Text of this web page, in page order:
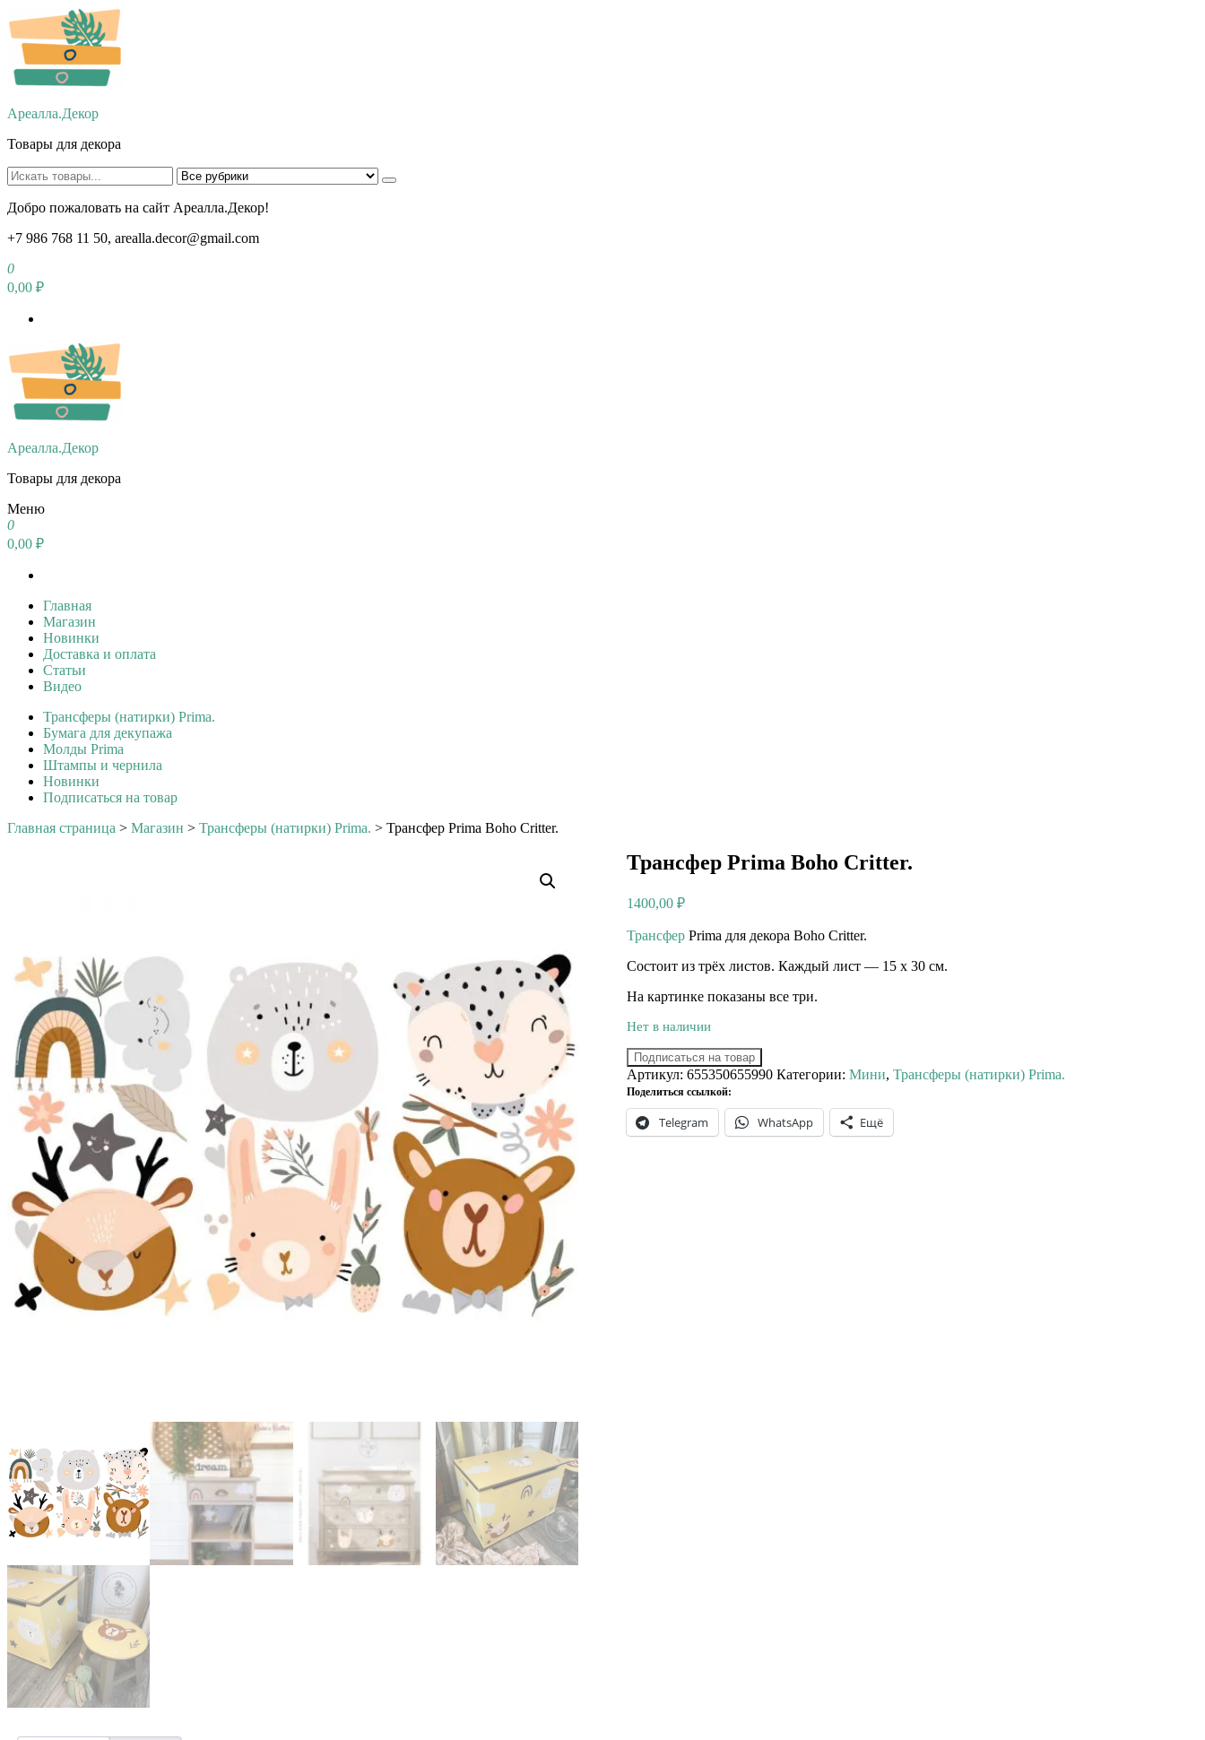
Перейти
к
содержимому
Ареалла.Декор
Товары для декора
Добро пожаловать на сайт Ареалла.Декор!
+7 986 768 11 50, arealla.decor@gmail.com
0
0,00 ₽
Ареалла.Декор
Товары для декора
Меню
0
0,00 ₽
Главная
Магазин
Новинки
Доставка и оплата
Статьи
Видео
Трансферы (натирки) Prima.
Бумага для декупажа
Молды Prima
Штампы и чернила
Новинки
Подписаться на товар
Главная страница > Магазин > Трансферы (натирки) Prima. > Трансфер Prima Boho Critter.
Трансфер Prima Boho Critter.
1400,00 ₽
ТрансферPrima для декора Boho Critter.⠀
Состоит из трёх листов. Каждый лист — 15 х 30 см.
На картинке показаны все три.
Нет в наличии
Подписаться на товар
Артикул: 655350655990 Категории: Мини, Трансферы (натирки) Prima.
Поделиться ссылкой:
Telegram WhatsApp Ещё